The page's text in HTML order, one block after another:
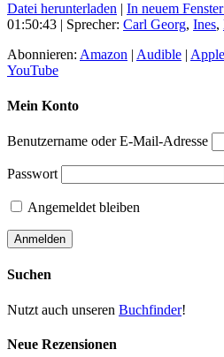
Datei herunterladen In neuem
01:50:43 | Sprecher: Carl Georg, Ines,
Abonnieren: Amazon Audible
YouTube
Mein Konto
Benutzername oder E-Mail-Adresse
Passwort
Angemeldet bleiben
Suchen
Nutzt auch unseren Buchfinder!
Neue Rezensionen